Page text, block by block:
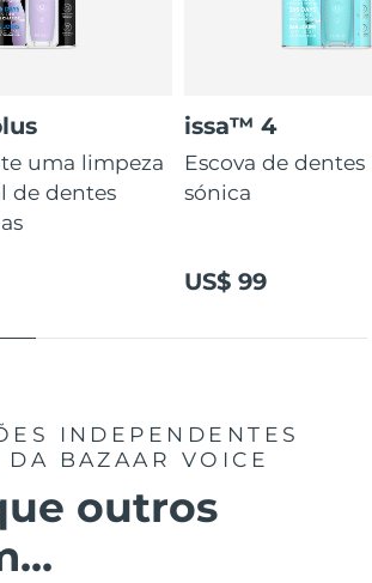
uma limpeza
de dentes
issa™ 4
Escova de
sónica
US$ 99
INDEPENDENTES
DA BAZAAR VOICE
outros